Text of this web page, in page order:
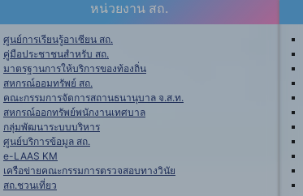
หน่วยงาน สถ.
ศูนย์การเรียนรู้อาเซียน สถ.
คู่มือประชาชนสำหรับ สถ.
มาตรฐานการให้บริการของท้องถิ่น
สหกรณ์ออมทรัพย์ สถ.
คณะกรรมการจัดการสถานธนานุบาล จ.ส.ท.
สหกรณ์ออกทรัพย์พนักงานเทศบาล
กลุ่มพัฒนาระบบบริหาร
ศูนย์บริการข้อมูล สถ.
e-LAAS KM
เครือข่ายคณะกรรมการตรวจสอบทางวินัย
สถ.ชวนเที่ยว